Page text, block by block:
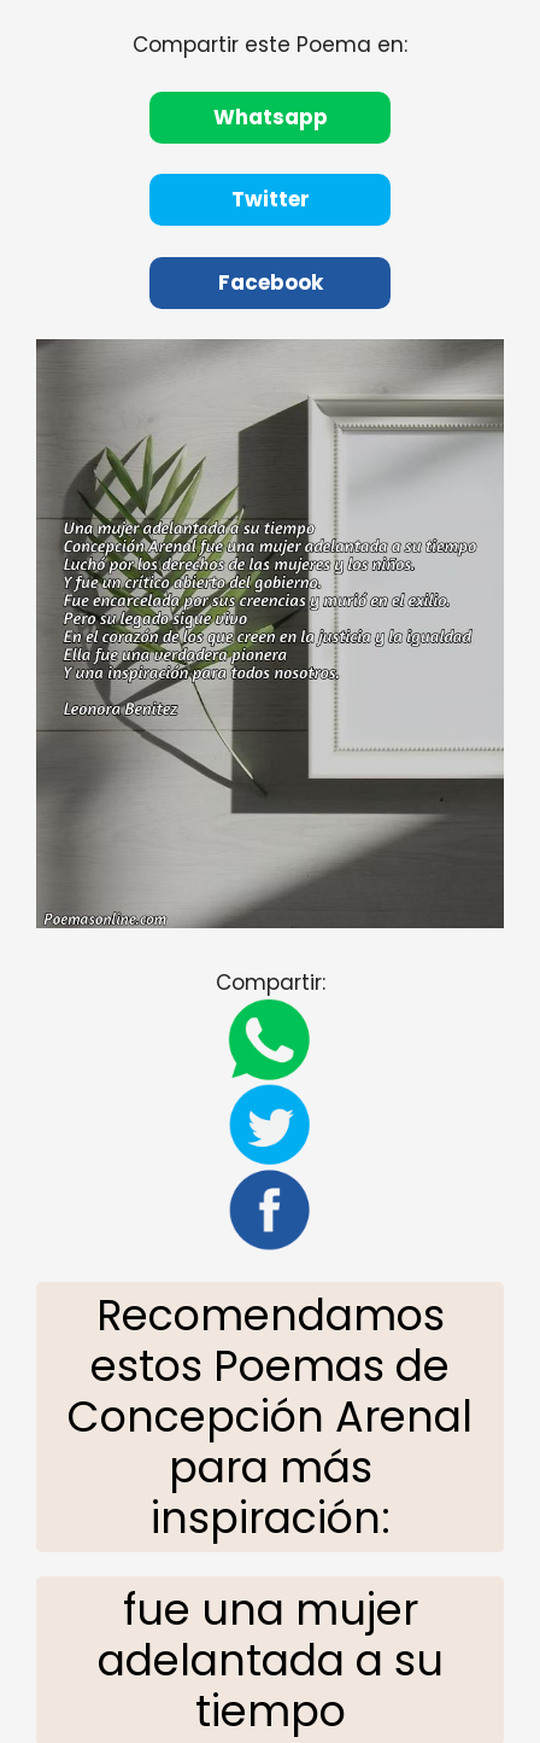
Compartir este Poema en:
Whatsapp
Twitter
Facebook
Compartir:
Recomendamos
estos Poemas de
Concepción Arenal
para más
inspiración:
fue una mujer
adelantada a su
tiempo